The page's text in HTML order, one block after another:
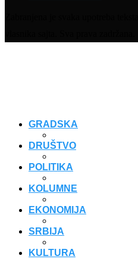
GRADSKA
DRUŠTVO
POLITIKA
KOLUMNE
EKONOMIJA
SRBIJA
KULTURA